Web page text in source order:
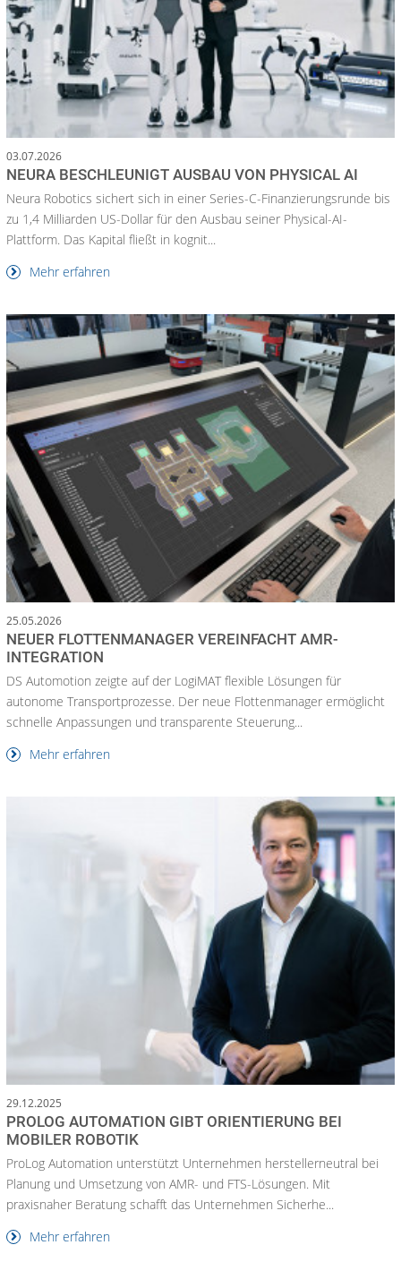
03.07.2026
NEURA BESCHLEUNIGT AUSBAU VON PHYSICAL AI
Neura Robotics sichert sich in einer Series-C-Finanzierungsrunde bis
zu 1,4 Milliarden US-Dollar für den Ausbau seiner Physical-AI-
Plattform. Das Kapital fließt in kognit...
Mehr erfahren
25.05.2026
NEUER FLOTTENMANAGER VEREINFACHT AMR-
INTEGRATION
DS Automotion zeigte auf der LogiMAT flexible Lösungen für
autonome Transportprozesse. Der neue Flottenmanager ermöglicht
schnelle Anpassungen und transparente Steuerung...
Mehr erfahren
29.12.2025
PROLOG AUTOMATION GIBT ORIENTIERUNG BEI
MOBILER ROBOTIK
ProLog Automation unterstützt Unternehmen herstellerneutral bei
Planung und Umsetzung von AMR- und FTS-Lösungen. Mit
praxisnaher Beratung schafft das Unternehmen Sicherhe...
Mehr erfahren